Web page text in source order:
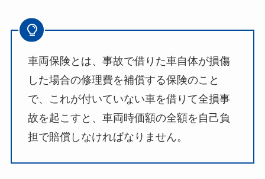
車両保険とは、事故で借りた車自体が損傷
した場合の修理費を補償する保険のこと
で、これが付いていない車を借りて全損事
故を起こすと、車両時価額の全額を自己負
担で賠償しなければなりません。